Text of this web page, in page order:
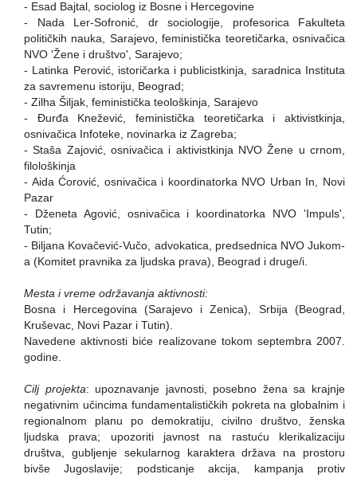
- Esad Bajtal, sociolog iz Bosne i Hercegovine
- Nada Ler-Sofronić, dr sociologije, profesorica Fakulteta
političkih nauka, Sarajevo, feministička teoretičarka, osnivačica
NVO 'Žene i društvo', Sarajevo;
- Latinka Perović, istoričarka i publicistkinja, saradnica Instituta
za savremenu istoriju, Beograd;
- Zilha Šiljak, feministička teološkinja, Sarajevo
- Đurđa Knežević, feministička teoretičarka i aktivistkinja,
osnivačica Infoteke, novinarka iz Zagreba;
- Staša Zajović, osnivačica i aktivistkinja NVO Žene u crnom,
filološkinja
- Aida Ćorović, osnivačica i koordinatorka NVO Urban In, Novi
Pazar
- Dženeta Agović, osnivačica i koordinatorka NVO 'Impuls',
Tutin;
- Biljana Kovačević-Vučo, advokatica, predsednica NVO Jukom-
a (Komitet pravnika za ljudska prava), Beograd i druge/i.
Mesta i vreme održavanja aktivnosti:
Bosna i Hercegovina (Sarajevo i Zenica), Srbija (Beograd,
Kruševac, Novi Pazar i Tutin).
Navedene aktivnosti biće realizovane tokom septembra 2007.
godine.
Cilj projekta: upoznavanje javnosti, posebno žena sa krajnje
negativnim učincima fundamentalističkih pokreta na globalnim i
regionalnom planu po demokratiju, civilno društvo, ženska
ljudska prava; upozoriti javnost na rastuću klerikalizaciju
društva, gubljenje sekularnog karaktera država na prostoru
bivše Jugoslavije; podsticanje akcija, kampanja protiv